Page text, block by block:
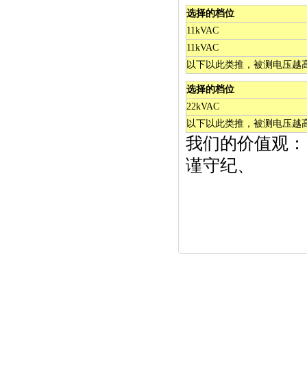
选择的档位
11kVAC
11kVAC
以下以此类推，被测电压越
选择的档位
22kVAC
以下以此类推，被测电压越
我们的价值观
谨守纪、